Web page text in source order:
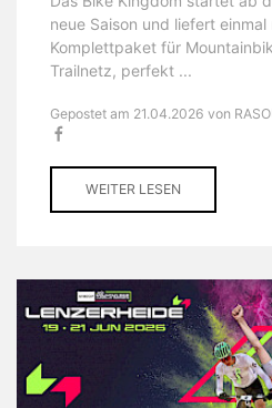
neue Saison und liefert
Komplettpaket für
Trailnetz, perfekt ...
Gepostet am 21.04.2026 von
WEITER LESEN